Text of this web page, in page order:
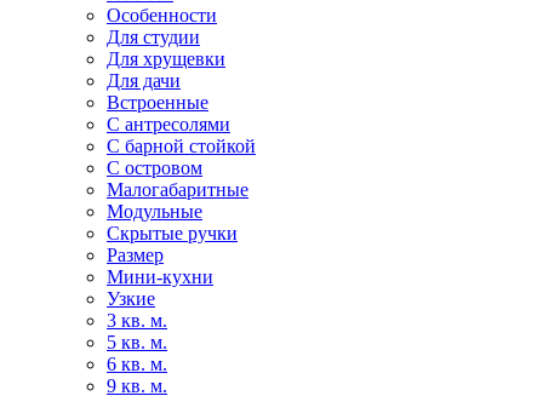
Особенности
Для студии
Для хрущевки
Для дачи
Встроенные
С антресолями
С барной стойкой
С островом
Малогабаритные
Модульные
Скрытые ручки
Размер
Мини-кухни
Узкие
3 кв. м.
5 кв. м.
6 кв. м.
9 кв. м.